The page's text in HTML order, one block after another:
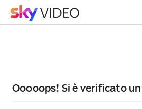
Ooooops! Si è verificato